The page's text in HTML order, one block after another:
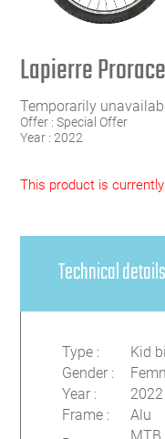
Lapierre
Temporarily
Offer :Special Offer
Year : 2022
This product is
Technical details
Type :
Kid
Gender :
Year :
2022
Frame :
Alu